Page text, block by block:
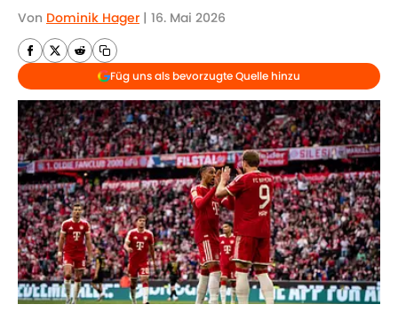
Von Dominik Hager | 16. Mai 2026
Füg uns als bevorzugte Quelle hinzu